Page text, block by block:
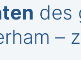
des
–